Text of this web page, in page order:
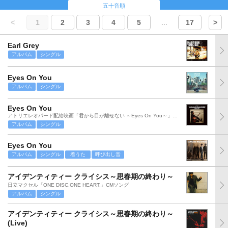
五十音順
< 1 2 3 4 5 ... 17 >
Earl Grey
アルバム シングル
Eyes On You
アルバム シングル
Eyes On You
アトリエレオパード配給映画「君から目が離せない ～Eyes On You～」主題歌
アルバム
シングル
Eyes On You
アルバム シングル 着うた 呼び出し音
アイデンティティー クライシス～思春期の終わり～
日立マクセル「ONE DISC,ONE HEART.」CMソング
アルバム
シングル
アイデンティティー クライシス～思春期の終わり～
(Live)